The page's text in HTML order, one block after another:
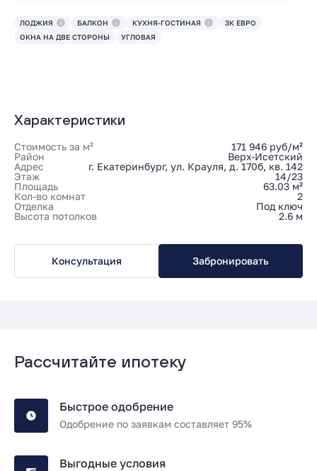
ЛОДЖИЯ БАЛКОН КУХНЯ-ГОСТИНАЯ
3К ЕВРО
ОКНА НА ДВЕ СТОРОНЫ
УГЛОВАЯ
Характеристики
Стоимость за м²
171 946 руб/м²
Район
Верх-Исетский
Адрес
г. Екатеринбург, ул. Крауля, д. 170б, кв. 142
Этаж
14/23
Площадь
63.03 м²
Кол-во комнат
2
Отделка
Под ключ
Высота потолков
2.6 м
Консультация Забронировать
Рассчитайте ипотеку
Быстрое одобрение
Одобрение по заявкам составляет 95%
Выгодные условия